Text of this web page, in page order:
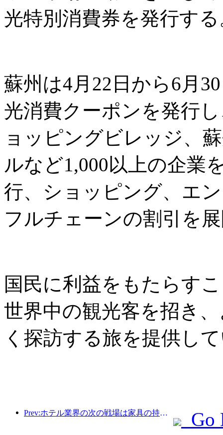
光特別消費券を発行す
蘇州は4月22日から6月
光消費クーポンを発行
ョッピングビレッジ、
ルなど1,000以上の企業
行、ショッピング、エ
フルチェーンの割引を
国民に利益をもたらす
世界中の観光客を招き
く探訪する旅を提供し
Prev:ホテル業界の次の戦場は家具の持続可能な遺伝子にある
Go